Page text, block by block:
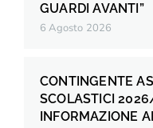
GUARDI AVANTI”
6 Agosto 2026
CONTINGENTE
SCOLASTICI
INFORMAZIONE